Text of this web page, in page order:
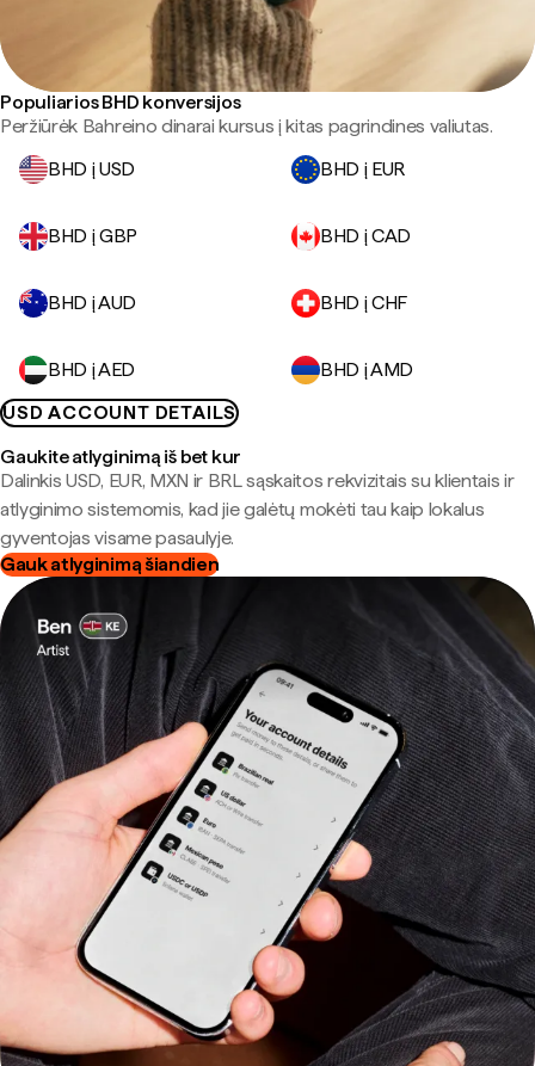
Populiarios BHD konversijos
Peržiūrėk Bahreino dinarai kursus į kitas pagrindines valiutas.
BHD į USD
BHD į EUR
BHD į GBP BHD į CAD
BHD į AUD BHD į CHF
BHD į AED
BHD į AMD
USD ACCOUNT DETAILS
Gaukite atlyginimą iš bet kur
Dalinkis USD, EUR, MXN ir BRL sąskaitos rekvizitais su klientais ir
atlyginimo sistemomis, kad jie galėtų mokėti tau kaip lokalus
gyventojas visame pasaulyje.
Gauk atlyginimą šiandien